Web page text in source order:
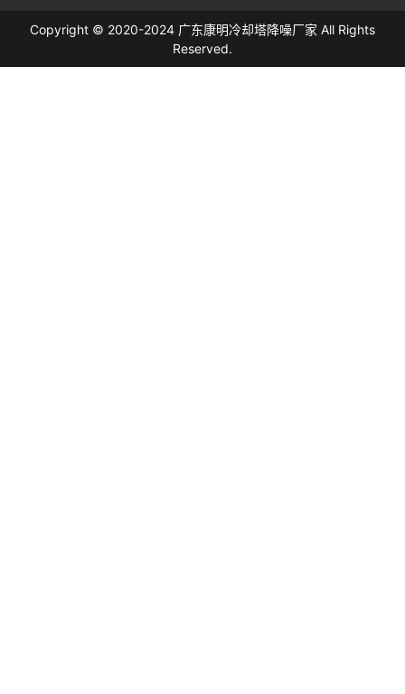
Copyright © 2020-2024 广东康明冷却塔降噪厂家 All Rights
Reserved.